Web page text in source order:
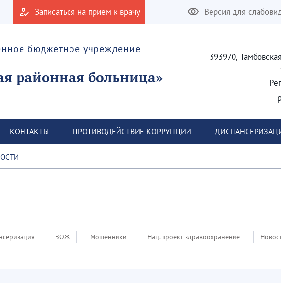
Записаться на прием к врачу Версия для
бюджетное учреждение
районная больница»
393970,
КОНТАКТЫ ПРОТИВОДЕЙСТВИЕ КОРРУПЦИИ
ЗОЖ Мошенники Нац. проект здравоохранение